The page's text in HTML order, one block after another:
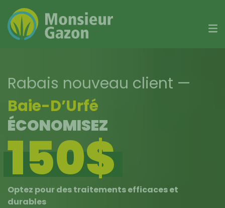
content
Rabais nouveau client —
Baie-D’Urfé
ÉCONOMISEZ
150$
Optez pour des traitements efficaces et
durables